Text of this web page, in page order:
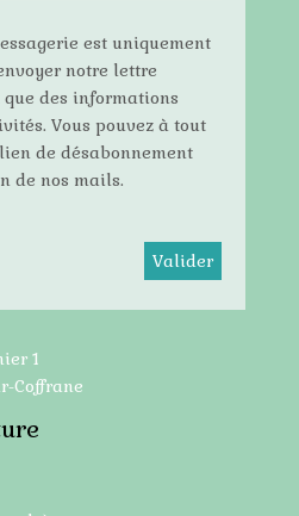
est uniquement
notre lettre
des informations
Vous pouvez à tout
de désabonnement
de nos mails.
1
Coffrane